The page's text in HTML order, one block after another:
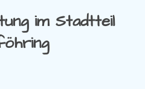
im Stadtteil